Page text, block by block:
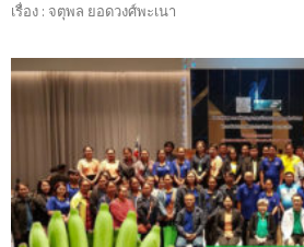
เรื่อง : จตุพล ยอดวงศ์พะเนา